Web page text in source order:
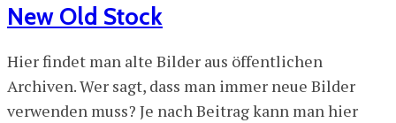
New Old Stock
Hier findet man alte Bilder aus öffentlichen
Archiven. Wer sagt, dass man immer neue Bilder
verwenden muss? Je nach Beitrag kann man hier